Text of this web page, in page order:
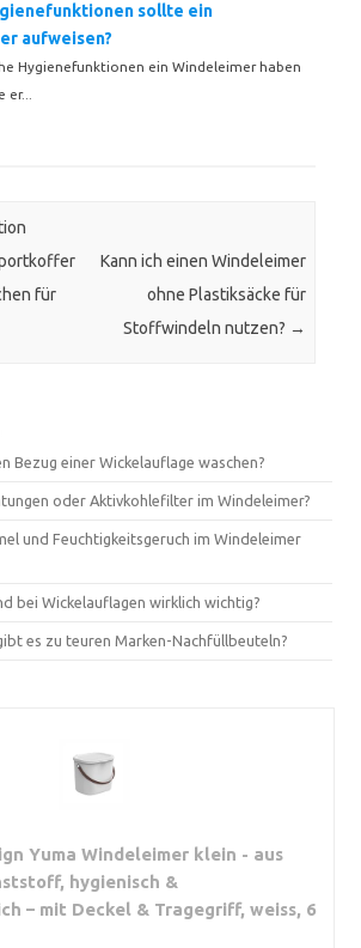
sollte ein
aufweisen?
Hygienefunktionen ein Windeleimer haben
für
Kann ich einen Windeleimer
ohne Plastiksäcke für
Stoffwindeln nutzen? →
Bezug einer Wickelauflage waschen?
oder Aktivkohlefilter im Windeleimer?
und Feuchtigkeitsgeruch im Windeleimer
bei Wickelauflagen wirklich wichtig?
es zu teuren Marken-Nachfüllbeuteln?
Yuma Windeleimer klein - aus
hygienisch &
– mit Deckel & Tragegriff, weiss, 6